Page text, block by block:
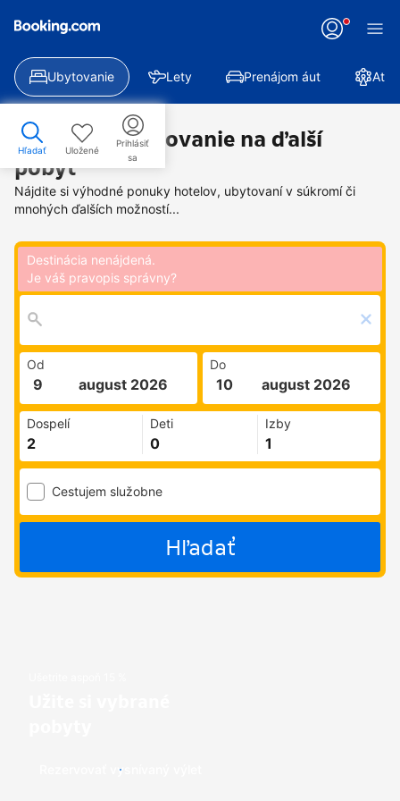
Ubytovanie Lety Prenájom áut
Hľadať Uložené
Prihlásiť
sa
Nájdite si ubytovanie na ďalší
pobyt
Nájdite si výhodné ponuky hotelov, ubytovaní v súkromí či
mnohých ďalších možností...
Destinácia nenájdená.
Je váš pravopis správny?
Od
ne 9. augusta 2026
Do
pon 10. augusta 2026
Dospelí Deti Izby
Cestujem služobne
Hľadať
Rezervovať vysnívaný výlet